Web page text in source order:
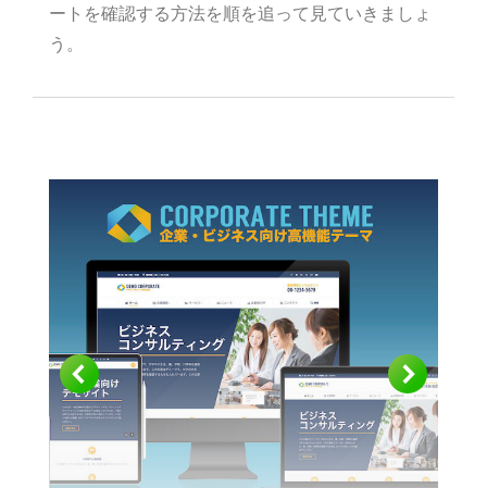
ートを確認する方法を順を追って見ていきましょ
う。